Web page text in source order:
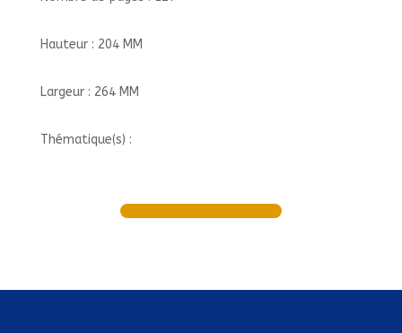
Hauteur : 204 MM
Largeur : 264 MM
Thématique(s) :